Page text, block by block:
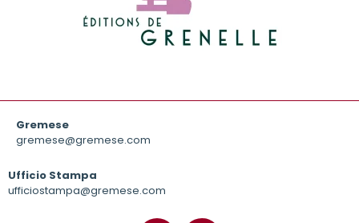
Gremese
gremese@gremese.com
Ufficio Stampa
ufficiostampa@gremese.com